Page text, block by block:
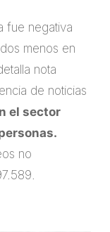
fue negativa
menos en
nota
de noticias
el sector
no